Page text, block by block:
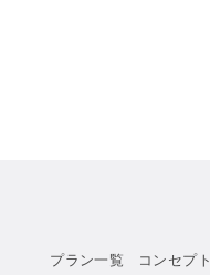
プラン一覧 コンセプト